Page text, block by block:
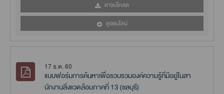
ดาวน์โหลด
ดูออนไลน์
17 ธ.ค. 60
แบบฟอร์มการค้นหาเพื่อรวบรวมองค์ความรู้ที่มีอยู่ในสา
นักงานสิ่งแวดล้อมภาคที่ 13 (ชลบุรี)